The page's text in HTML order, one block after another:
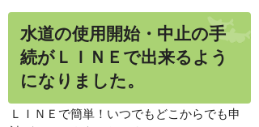
水道の使用開始・中止の手
続がＬＩＮＥで出来るよう
になりました。
ＬＩＮＥで簡単！いつでもどこからでも申